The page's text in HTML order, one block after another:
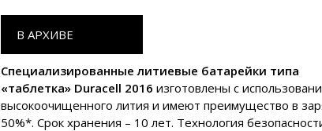
В АРХИВЕ
Специализированные литиевые батарейки типа
«таблетка» Duracell 2016 изготовлены с
высокоочищенного лития и имеют преимущество в
50%*. Срок хранения – 10 лет. Технология